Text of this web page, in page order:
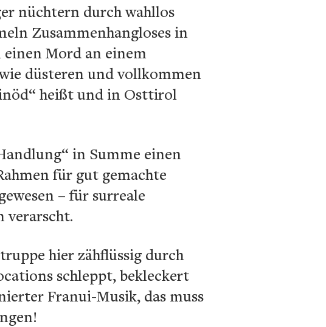
nüchtern durch wahllos
Zusammenhangloses in
Mord an einem
düsteren und vollkommen
heißt und in Osttirol
in Summe einen
für gut gemachte
– für surreale
verarscht.
hier zähflüssig durch
schleppt, bekleckert
Franui-Musik, das muss